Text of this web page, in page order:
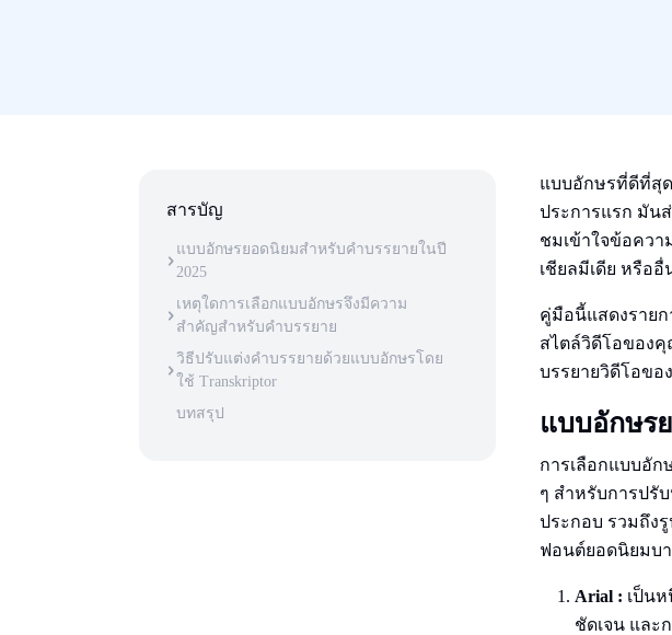
สารบัญ
แบบอักษรยอดนิยมสําหรับคําบรรยายในปี
2025
เหตุใดการเลือกแบบอักษรจึงมีความ
สําคัญสําหรับคําบรรยาย
วิธีปรับแต่งคําบรรยายด้วยแบบอักษรโดย
ใช้ Transkriptor
บทสรุป
แบบอักษรที่ดีที่สุ
ประการแรก มัน
ชมเข้าใจข้อคว
เชียลมีเดีย หรือ
คู่มือนี้แสดงราย
สไตล์วิดีโอของ
บรรยายวิดีโอข
แบบอักษร
การเลือกแบบอัก
ๆ สําหรับการปรั
ประกอบ รวมถึง
ฟอนต์ยอดนิยมบ
Arial : เป็น
ชัดเจน และ